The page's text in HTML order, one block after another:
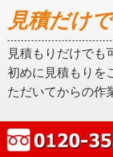
見積だけ
見積もりだけでも
初めに見積もりを
ただいてからの作
宮城県